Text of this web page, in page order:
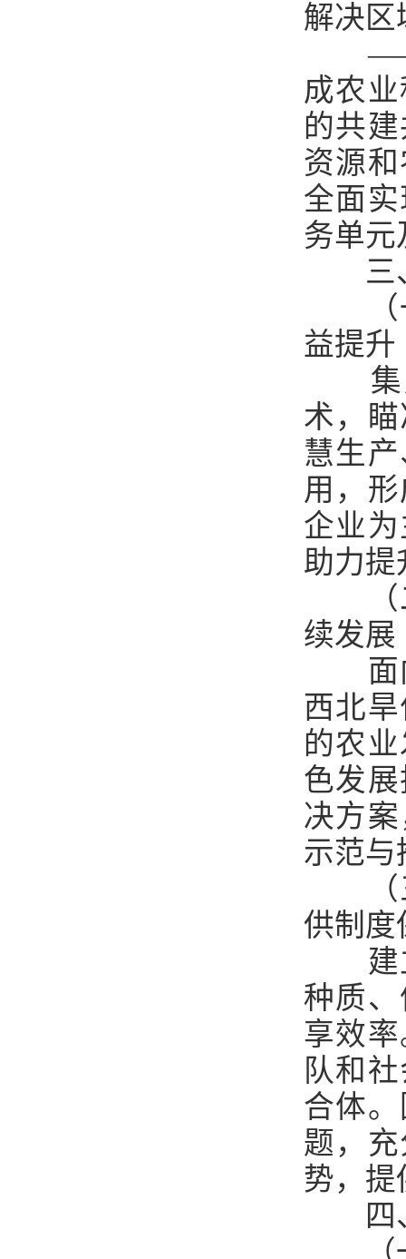
解决区
成农
的共
资源
全面
务单元
三
益提升
术，
慧生
用，
企业
助力提
续发展
西北
的农
色发
决方
示范与
供制度
种质
享效
队和
合体
题，
势，提